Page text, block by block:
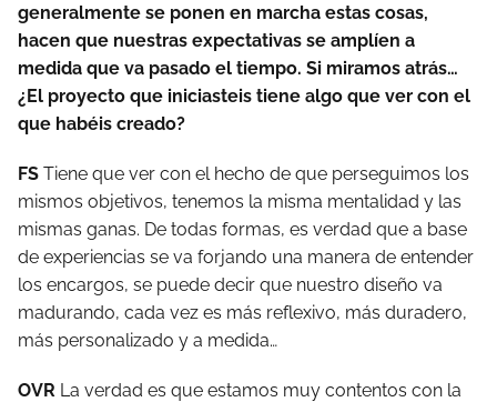
generalmente se ponen en marcha estas cosas,
hacen que nuestras expectativas se amplíen a
medida que va pasado el tiempo. Si miramos atrás…
¿El proyecto que iniciasteis tiene algo que ver con el
que habéis creado?
FS Tiene que ver con el hecho de que perseguimos los
mismos objetivos, tenemos la misma mentalidad y las
mismas ganas. De todas formas, es verdad que a base
de experiencias se va forjando una manera de entender
los encargos, se puede decir que nuestro diseño va
madurando, cada vez es más reflexivo, más duradero,
más personalizado y a medida…
OVR La verdad es que estamos muy contentos con la